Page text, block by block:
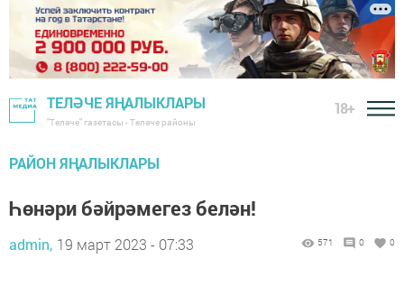
ТЕЛӘЧЕ ЯҢАЛЫКЛАРЫ
"Теләче" газетасы - Теләче районы
18+
РАЙОН ЯҢАЛЫКЛАРЫ
Һөнәри бәйрәмегез белән!
admin, 19 март 2023 - 07:33 571 0 0